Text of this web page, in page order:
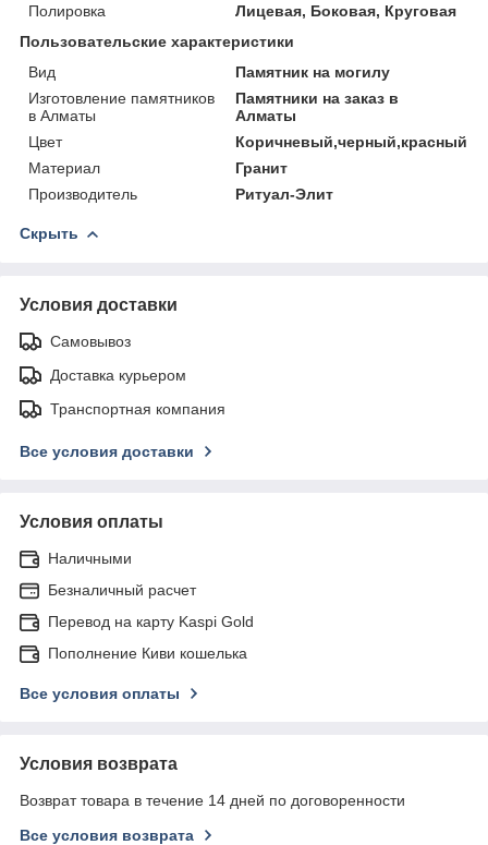
Полировка
Лицевая, Боковая, Круговая
Пользовательские характеристики
Вид
Памятник на могилу
Изготовление памятников
в Алматы
Памятники на заказ в
Алматы
Цвет
Коричневый,черный,красный
Материал
Гранит
Производитель
Ритуал-Элит
Скрыть
Условия доставки
Самовывоз
Доставка курьером
Транспортная компания
Все условия доставки
Условия оплаты
Наличными
Безналичный расчет
Перевод на карту Kaspi Gold
Пополнение Киви кошелька
Все условия оплаты
Условия возврата
Возврат товара в течение 14 дней по договоренности
Все условия возврата